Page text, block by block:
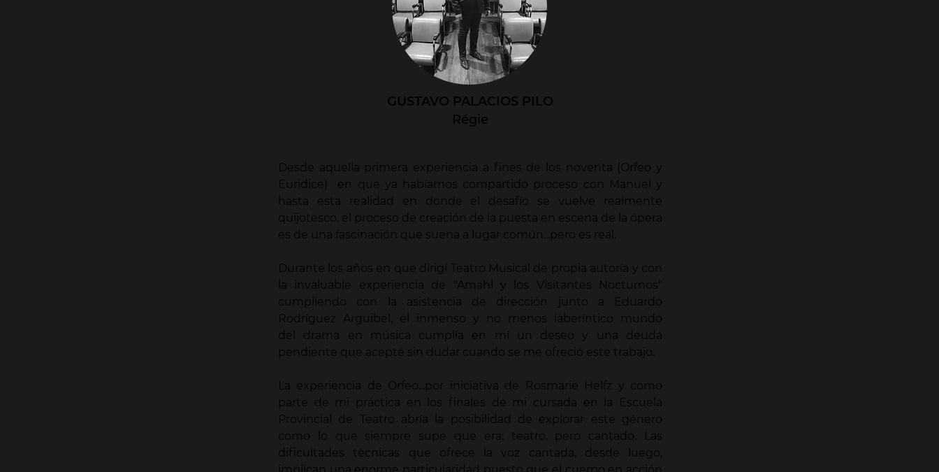
GUSTAVO PALACIOS PILO
Régie
Desde aquella primera experiencia a fines de los noventa (Orfeo y
Euridice) en que ya habíamos compartido proceso con Manuel y
hasta esta realidad en donde el desafío se vuelve realmente
quijotesco, el proceso de creación de la puesta en escena de la ópera
es de una fascinación que suena a lugar común...pero es real.
Durante los años en que dirigí Teatro Musical de propia autoría y con
la invaluable experiencia de "Amahl y los Visitantes Nocturnos"
cumpliendo con la asistencia de dirección junto a Eduardo
Rodríguez Arguibel, el inmenso y no menos laberíntico mundo
del drama en música cumplía en mí un deseo y una deuda
pendiente que acepté sin dudar cuando se me ofreció este trabajo.
La experiencia de Orfeo...por iniciativa de Rosmarie Helfz y como
parte de mi práctica en los finales de mi cursada en la Escuela
Provincial de Teatro abría la posibilidad de explorar este género
como lo que siempre supe que era: teatro, pero cantado. Las
dificultades técnicas que ofrece la voz cantada, desde luego,